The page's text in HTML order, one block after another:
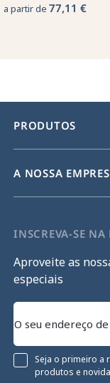
a partir de 77,11 €
PRODUTOS
A NOSSA
INSCREVA-SE NA
Aproveite as
especiais
Seja o primeiro a
produtos e